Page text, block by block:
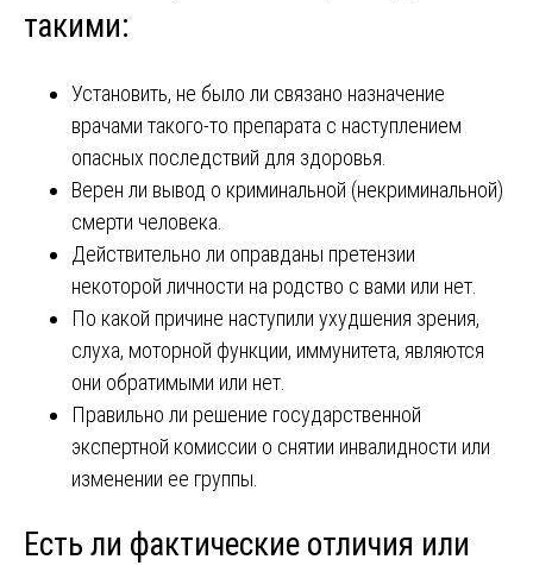
такими:
Установить, не было ли связано назначение
врачами такого-то препарата с наступлением
опасных последствий для здоровья.
Верен ли вывод о криминальной (некриминальной)
смерти человека.
Действительно ли оправданы претензии
некоторой личности на родство с вами или нет.
По какой причине наступили ухудшения зрения,
слуха, моторной функции, иммунитета, являются
они обратимыми или нет.
Правильно ли решение государственной
экспертной комиссии о снятии инвалидности или
изменении ее группы.
Есть ли фактические отличия или